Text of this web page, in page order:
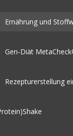
Ernährung und
Gen-Diät
Rezepturerstellung